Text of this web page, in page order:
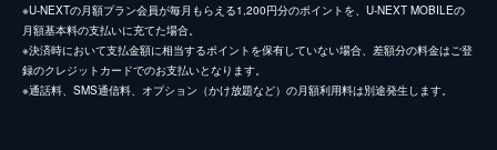
※U-NEXTの月額プラン会員が毎月もらえる1,200円分のポイントを、U-NEXT MOBILEの
月額基本料の支払いに充てた場合。
※決済時において支払金額に相当するポイントを保有していない場合、差額分の料金はご登
録のクレジットカードでのお支払いとなります。
※通話料、SMS通信料、オプション（かけ放題など）の月額利用料は別途発生します。